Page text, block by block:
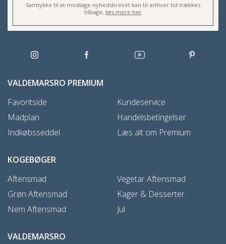
Samtykke til at modtage nyhedsbrevet kan til enhver tid trækkes
tilbage, læs mere her
VALDEMARSRO PREMIUM
Favoritside
Madplan
Indkøbsseddel
Kundeservice
Handelsbetingelser
Læs alt om Premium
KOGEBØGER
Aftensmad
Grøn Aftensmad
Nem Aftensmad
Vegetar Aftensmad
Kager & Desserter
Jul
VALDEMARSRO